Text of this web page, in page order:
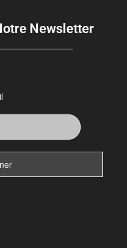
Newsletter